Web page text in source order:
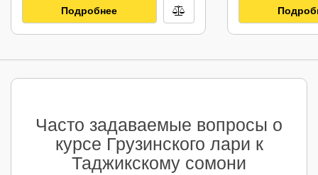
Подробнее
Часто задаваемые вопросы о
курсе Грузинского лари к
Таджикскому сомони